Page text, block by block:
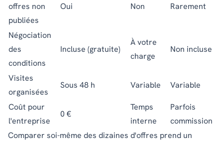
offres non
publiées
Oui Non Rarement
Négociation
des
conditions
Incluse (gratuite)
À votre
charge
Non incluse
Visites
organisées
Sous 48 h Variable Variable
Coût pour
l'entreprise
0 €
Temps
interne
Parfois
commission
Comparer soi-même des dizaines d'offres prend un